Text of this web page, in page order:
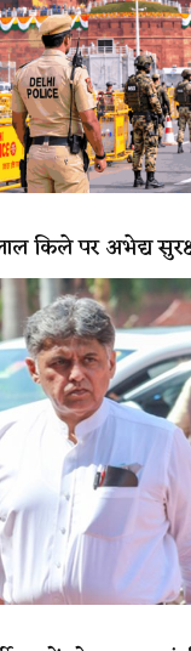
किले पर अभेद्य